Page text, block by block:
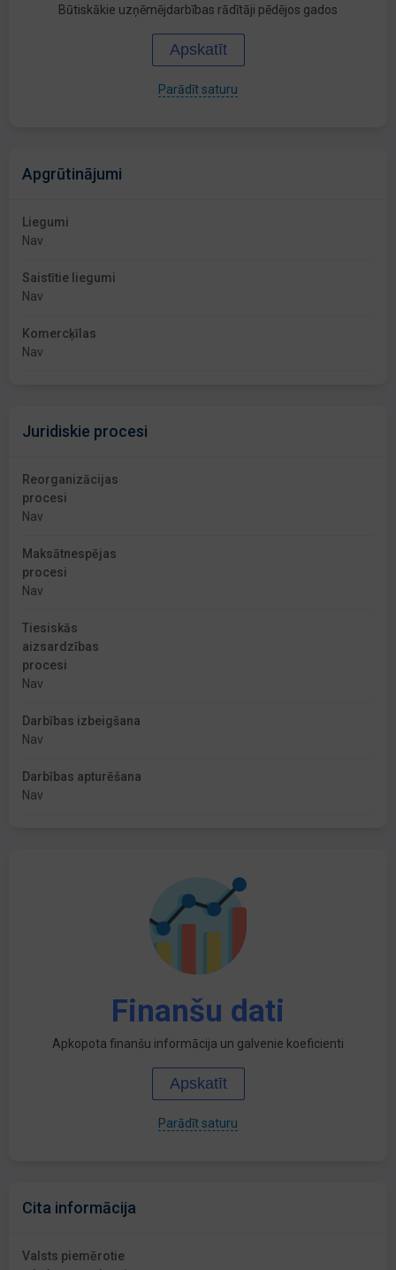
Būtiskākie uzņēmējdarbības rādītāji pēdējos gados
Apskatīt
Parādīt saturu
Apgrūtinājumi
Liegumi
Nav
Saistītie liegumi
Nav
Komercķīlas
Nav
Juridiskie procesi
Reorganizācijas
procesi
Nav
Maksātnespējas
procesi
Nav
Tiesiskās
aizsardzības
procesi
Nav
Darbības izbeigšana
Nav
Darbības apturēšana
Nav
Finanšu dati
Apkopota finanšu informācija un galvenie koeficienti
Apskatīt
Parādīt saturu
Cita informācija
Valsts piemērotie